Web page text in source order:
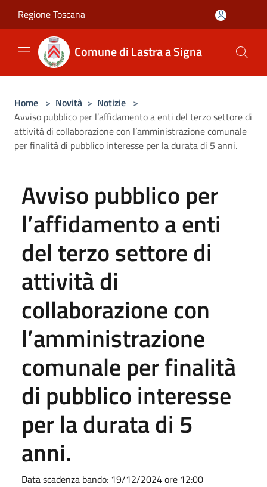
Regione Toscana
Comune di Lastra a Signa
Home > Novità > Notizie >
Avviso pubblico per l’affidamento a enti del terzo settore di
attività di collaborazione con l’amministrazione comunale
per finalità di pubblico interesse per la durata di 5 anni.
Avviso pubblico per
l’affidamento a enti
del terzo settore di
attività di
collaborazione con
l’amministrazione
comunale per finalità
di pubblico interesse
per la durata di 5
anni.
Data scadenza bando: 19/12/2024 ore 12:00